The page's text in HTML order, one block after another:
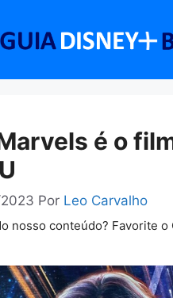
é o
Por Leo Carvalho
nosso conteúdo? Favorite